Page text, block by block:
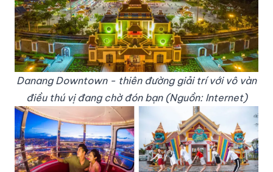
Danang Downtown - thiên đường giải trí với vô vàn
điều thú vị đang chờ đón bạn (Nguồn: Internet)